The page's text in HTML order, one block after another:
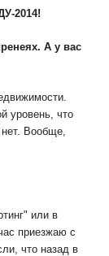
2014!
А у вас
уровень, что
Вообще,
или в
приезжаю с
что назад в